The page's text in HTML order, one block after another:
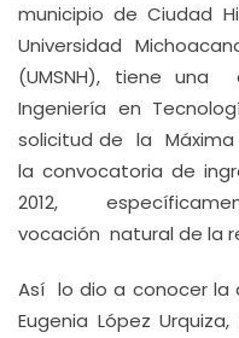
municipio de Ciudad
Universidad
(UMSNH), tiene una
Ingeniería en
solicitud de la Máxima
la convocatoria de
2012,
vocación natural de la
Así lo dio a conocer la
Eugenia López